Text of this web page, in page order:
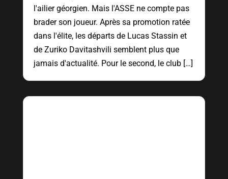
l'ailier géorgien. Mais l'ASSE ne compte pas
brader son joueur. Après sa promotion ratée
dans l'élite, les départs de Lucas Stassin et
de Zuriko Davitashvili semblent plus que
jamais d'actualité. Pour le second, le club […]